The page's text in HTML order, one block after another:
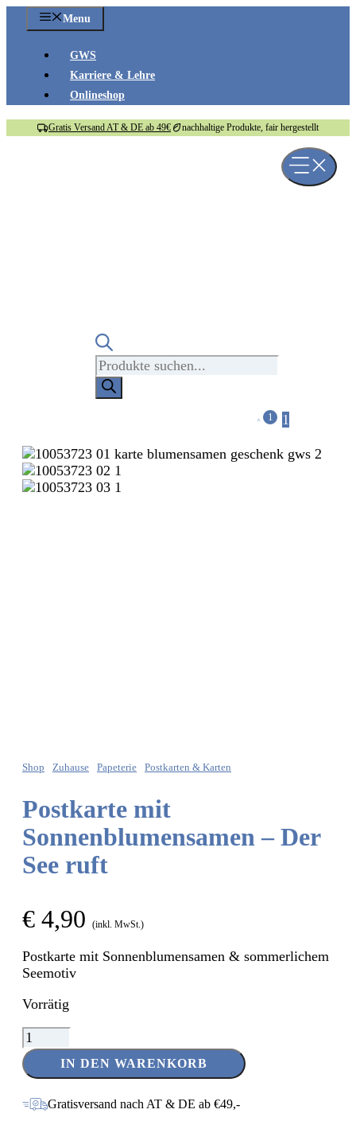
Inhalt
Menu
GWS
Karriere & Lehre
Onlineshop
Gratis Versand AT & DE ab 49€ nachhaltige Produkte, fair hergestellt
Products
search
1 1
Shop Zuhause Papeterie Postkarten & Karten
Postkarte mit
Sonnenblumensamen – Der
See ruft
€ 4,90 (inkl. MwSt.)
Postkarte mit Sonnenblumensamen & sommerlichem
Seemotiv
Vorrätig
Postkarte
mit
Sonnenblumensamen
Der
IN DEN WARENKORB
Gratisversand nach AT & DE ab €49,-